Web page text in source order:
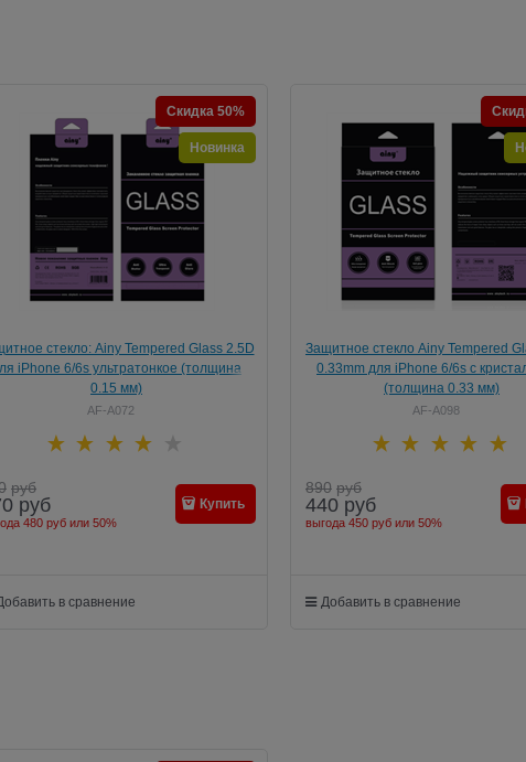
стекло: Ainy Tempered Glass 2.5D
iPhone 6/6s ультратонкое (толщина
0.15 мм)
AF-A072
Скидка 50%
Новинка
руб
руб
480 руб или 50%
Купить
в сравнение
Защитное стекло Ainy Tempered
0.33mm для iPhone 6/6s с
(толщина 0.33 мм)
AF-A098
890 руб
440 руб
выгода 450 руб или 50%
Добавить в сравнение